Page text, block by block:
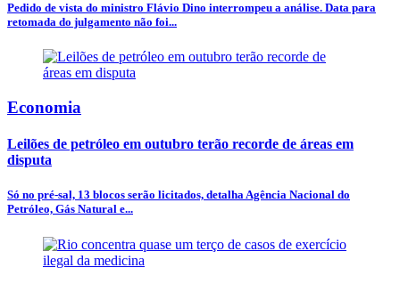
Pedido de vista do ministro Flávio Dino interrompeu a análise. Data para
retomada do julgamento não foi...
Economia
Leilões de petróleo em outubro terão recorde de áreas em
disputa
Só no pré-sal, 13 blocos serão licitados, detalha Agência Nacional do
Petróleo, Gás Natural e...